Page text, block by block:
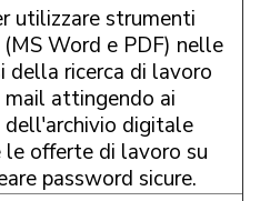
utilizzare strumenti
Word e PDF) nelle
della ricerca di lavoro
mail attingendo ai
dell'archivio digitale
le offerte di lavoro su
password sicure.